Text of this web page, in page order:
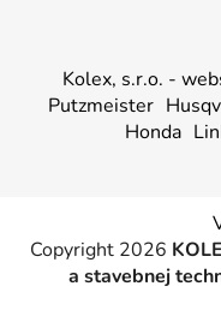
Kolex, s.r.o. -
Putzmeister
Honda
Copyright 2026
a stavebnej